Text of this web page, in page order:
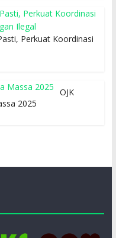
Perkuat Koordinasi
OJK
2025